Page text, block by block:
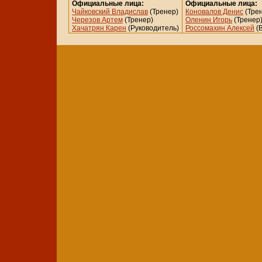
Официальные лица:
Чайковский Владислав (Тренер)
Черезов Артем (Тренер)
Хачатрян Карен (Руководитель)
Официальные лица:
Коновалов Денис
Оленин Игорь (Тренер)
Россомахин Алексей